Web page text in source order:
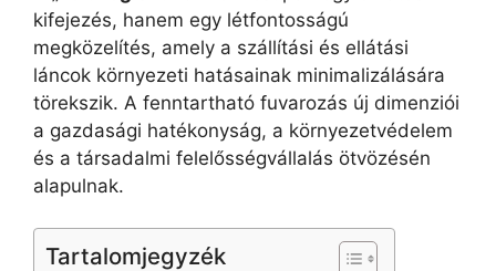
kifejezés, hanem egy létfontosságú
megközelítés, amely a szállítási és ellátási
láncok környezeti hatásainak minimalizálására
törekszik. A fenntartható fuvarozás új dimenziói
a gazdasági hatékonyság, a környezetvédelem
és a társadalmi felelősségvállalás ötvözésén
alapulnak.
Tartalomjegyzék